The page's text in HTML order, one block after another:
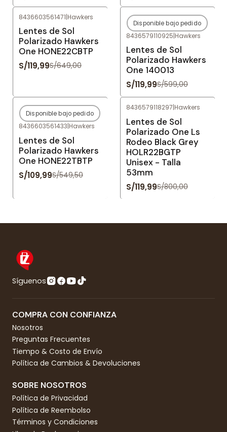
8436603561471|Hawkers
Lentes de Sol
Polarizado Hawkers
One HONE22CBTP
S/119,99S/649,00
-80%OFF
Agotado
Disponible bajo pedido
8436579110925|Hawkers
Lentes de Sol
Polarizado Hawkers
One 140013
S/119,99S/599,00
-80%OFF
Agotado
Disponible bajo pedido
8436603561433|Hawkers
Lentes de Sol
Polarizado Hawkers
One HONE22TBTP
S/109,99S/549,50
8436579118297|Hawkers
Lentes de Sol
Polarizado One Ls
Rodeo Black Grey
HOLR22BGTP
Unisex - Talla
53mm
S/119,99S/800,00
Síguenos
COMPRA CON CONFIANZA
Nosotros
Preguntas Frecuentes
Tiempo & Costo de Envío
Política de Cambios & Devoluciones
SOBRE NOSOTROS
Política de Privacidad
Política de Reembolso
Términos y Condiciones